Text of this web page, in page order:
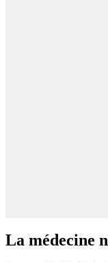
La médecine